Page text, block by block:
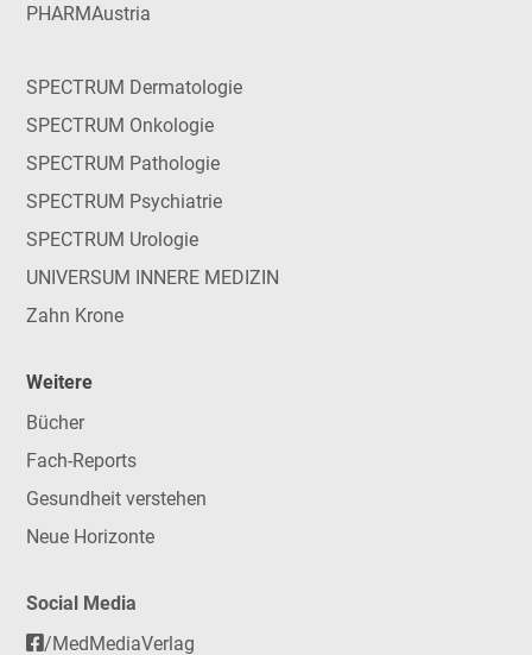
PHARMAustria
SPECTRUM Dermatologie
SPECTRUM Onkologie
SPECTRUM Pathologie
SPECTRUM Psychiatrie
SPECTRUM Urologie
UNIVERSUM INNERE MEDIZIN
Zahn Krone
Weitere
Bücher
Fach-Reports
Gesundheit verstehen
Neue Horizonte
Social Media
/MedMediaVerlag